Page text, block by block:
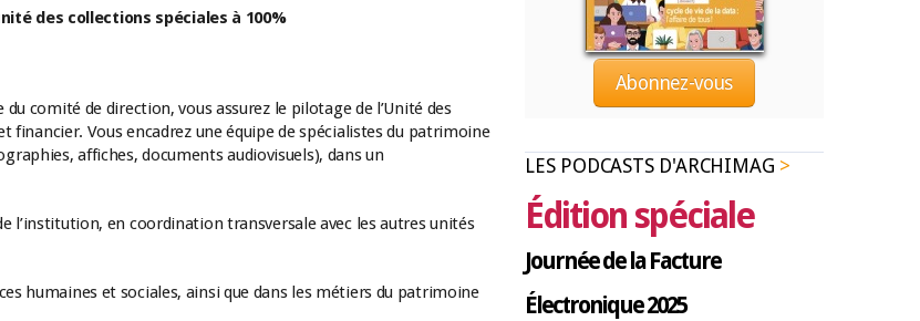
des collections spéciales à 100%
comité de direction, vous assurez le pilotage de l’Unité des
Vous encadrez une équipe de spécialistes du patrimoine
affiches, documents audiovisuels), dans un
en coordination transversale avec les autres unités
humaines et sociales, ainsi que dans les métiers du patrimoine
Abonnez-vous
LES PODCASTS D'ARCHIMAG
Édition spéciale
Journée de la Facture
Électronique 2025